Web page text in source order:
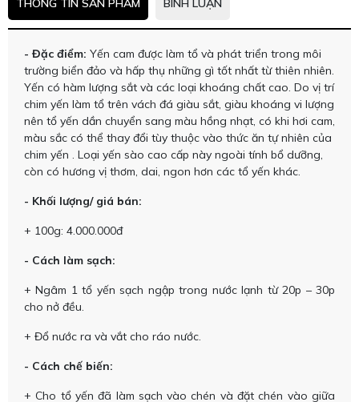
THÔNG TIN SẢN PHẨM BÌNH LUẬN
- Đặc điểm: Yến cam được làm tổ và phát triển trong môi
trường biển đảo và hấp thụ những gì tốt nhất từ thiên nhiên.
Yến có hàm lượng sắt và các loại khoáng chất cao. Do vị trí
chim yến làm tổ trên vách đá giàu sắt, giàu khoáng vi lượng
nên tổ yến dần chuyển sang màu hồng nhạt, có khi hơi cam,
màu sắc có thể thay đổi tùy thuộc vào thức ăn tự nhiên của
chim yến . Loại yến sào cao cấp này ngoài tính bổ dưỡng,
còn có hương vị thơm, dai, ngon hơn các tổ yến khác.
- Khối lượng/ giá bán:
+ 100g: 4.000.000đ
- Cách làm sạch:
+ Ngâm 1 tổ yến sạch ngập trong nước lạnh từ 20p – 30p
cho nở đều.
+ Đổ nước ra và vắt cho ráo nước.
- Cách chế biến:
+ Cho tổ yến đã làm sạch vào chén và đặt chén vào giữa